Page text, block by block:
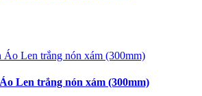
Len trắng nón xám (300mm)